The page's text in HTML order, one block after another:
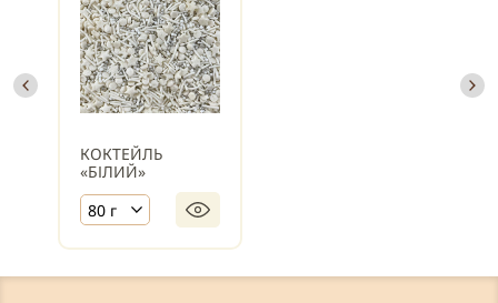
КОКТЕЙЛЬ
«БІЛИЙ»
80 г